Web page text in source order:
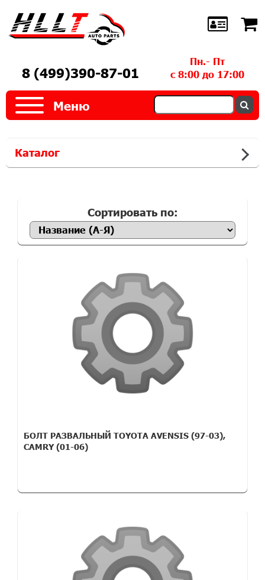
8 (499)390-87-01
Пн.- Пт
с 8:00 до 17:00
Меню
Каталог
Сортировать по:
БОЛТ РАЗВАЛЬНЫЙ TOYOTA AVENSIS (97-03),
CAMRY (01-06)